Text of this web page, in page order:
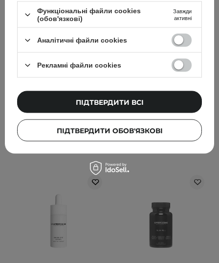
Dr Ambroziak - Smooth
Розгладжувальна
і феруловою кислотою -
3 750,00 ГРН
ДОДАТИ ДО КОШИКА
Dr Ambroziak - Bi-phase
Двофазна
сироватка - 30ml
2 499,00 ГРН
ДОДАТИ ДО КОШИКА
Функціональні файли cookies
(обов'язкові)
Завжди
активні
Аналітичні файли cookies
Рекламні файли cookies
ПІДТВЕРДИТИ ОБОВ'ЯЗКОВІ
ПІДТВЕРДИТИ ВСІ